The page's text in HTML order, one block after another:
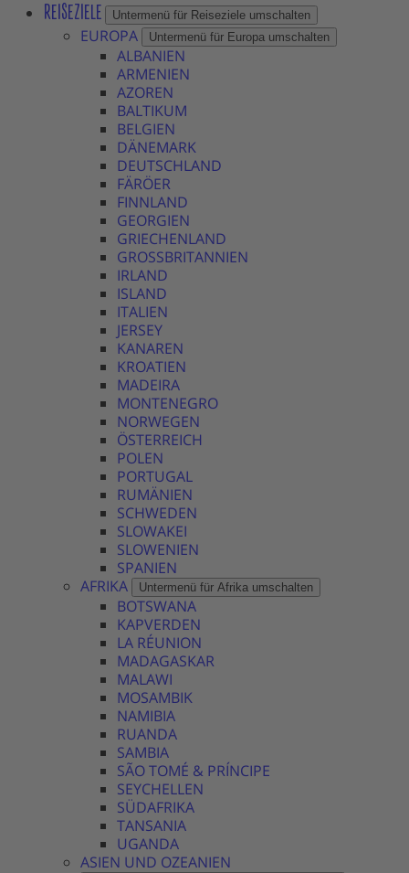
REISEZIELE Untermenü für Reiseziele umschalten
EUROPA Untermenü für Europa umschalten
ALBANIEN
ARMENIEN
AZOREN
BALTIKUM
BELGIEN
DÄNEMARK
DEUTSCHLAND
FÄRÖER
FINNLAND
GEORGIEN
GRIECHENLAND
GROSSBRITANNIEN
IRLAND
ISLAND
ITALIEN
JERSEY
KANAREN
KROATIEN
MADEIRA
MONTENEGRO
NORWEGEN
ÖSTERREICH
POLEN
PORTUGAL
RUMÄNIEN
SCHWEDEN
SLOWAKEI
SLOWENIEN
SPANIEN
AFRIKA
Untermenü für Afrika umschalten
BOTSWANA
KAPVERDEN
LA RÉUNION
MADAGASKAR
MALAWI
MOSAMBIK
NAMIBIA
RUANDA
SAMBIA
SÃO TOMÉ & PRÍNCIPE
SEYCHELLEN
SÜDAFRIKA
TANSANIA
UGANDA
ASIEN UND OZEANIEN